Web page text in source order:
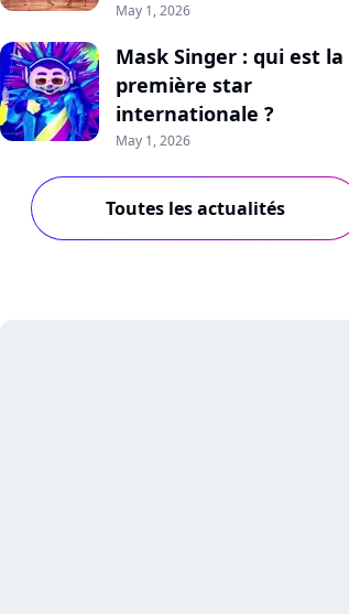
May 1, 2026
Mask Singer : qui est la
première star
internationale ?
May 1, 2026
Toutes les actualités